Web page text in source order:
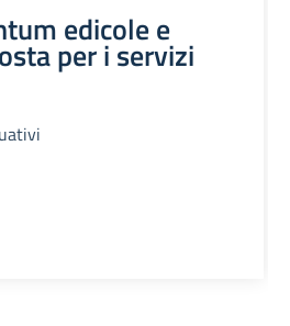
edicole e
per i servizi